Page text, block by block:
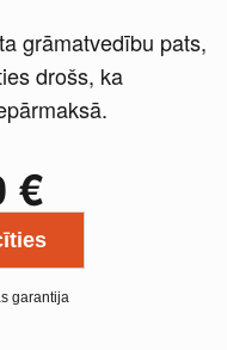
grāmatvedību pats,
drošs, ka
€
garantija